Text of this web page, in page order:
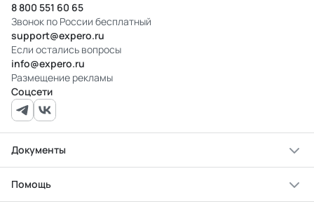
8 800 551 60 65
Звонок по России бесплатный
support@expero.ru
Если остались вопросы
info@expero.ru
Размещение рекламы
Соцсети
Документы
Помощь